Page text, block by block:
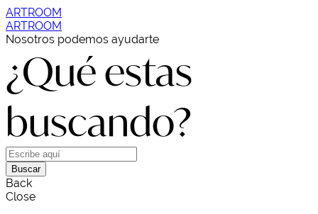
ARTROOM
ARTROOM
Nosotros podemos ayudarte
¿Qué estas
buscando?
Buscar
Back
Close